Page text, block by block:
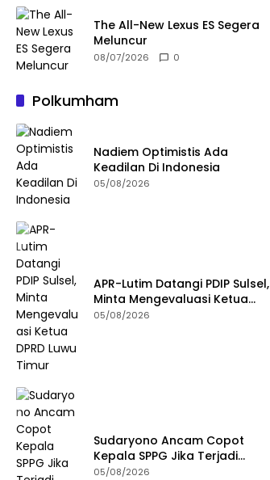
The All-New Lexus ES Segera
Meluncur
08/07/2026 0
Polkumham
Nadiem Optimistis Ada
Keadilan Di Indonesia
05/08/2026
APR-Lutim Datangi PDIP Sulsel,
Minta Mengevaluasi Ketua
DPRD Luwu Timur
05/08/2026
Sudaryono Ancam Copot
Kepala SPPG Jika Terjadi
Keracunan MBG
05/08/2026